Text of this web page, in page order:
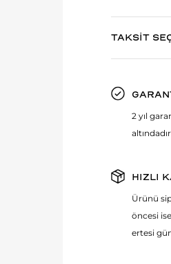
TAKSİT
2 yıl
HIZLI
Ürünü
öncesi
ertesi